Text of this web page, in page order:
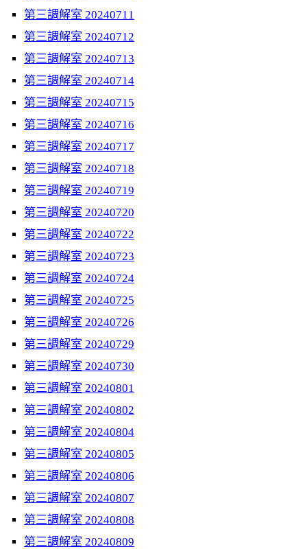
第三調解室 20240711
第三調解室 20240712
第三調解室 20240713
第三調解室 20240714
第三調解室 20240715
第三調解室 20240716
第三調解室 20240717
第三調解室 20240718
第三調解室 20240719
第三調解室 20240720
第三調解室 20240722
第三調解室 20240723
第三調解室 20240724
第三調解室 20240725
第三調解室 20240726
第三調解室 20240729
第三調解室 20240730
第三調解室 20240801
第三調解室 20240802
第三調解室 20240804
第三調解室 20240805
第三調解室 20240806
第三調解室 20240807
第三調解室 20240808
第三調解室 20240809